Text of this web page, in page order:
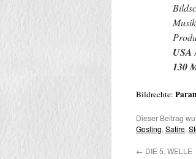
USA
130
Bildrechte:
Dieser Beitrag
Gosling, Satire,
← DIE 5. WELLE